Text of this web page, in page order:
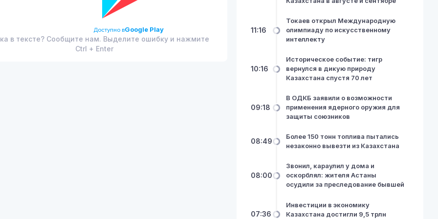
Доступно вGoogle Play
в тексте? Сообщите нам. Выделите ошибку и нажмите
Ctrl + Enter
11:16
Токаев открыл Международную
олимпиаду по искусственному
интеллекту
10:16
Историческое событие: тигр
вернулся в дикую природу
Казахстана спустя 70 лет
09:18
В ОДКБ заявили о возможности
применения ядерного оружия для
защиты союзников
08:49
Более 150 тонн топлива пытались
незаконно вывезти из Казахстана
08:00
Звонил, караулил у дома и
оскорблял: жителя Астаны
осудили за преследование бывшей
07:36
Инвестиции в экономику
Казахстана достигли 9,5 трлн